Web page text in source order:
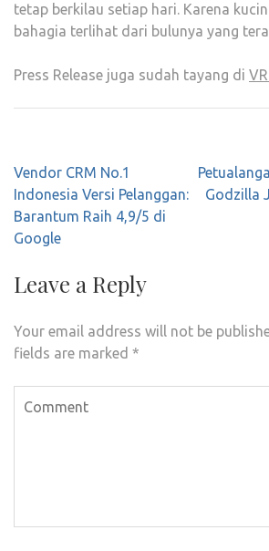
tetap berkilau setiap hari. Karena
bahagia terlihat dari bulunya yang
Press Release juga sudah tayang di
Post
navigation
Vendor CRM No.1
Indonesia Versi Pelanggan:
Barantum Raih 4,9/5 di
Google
Godzilla
Leave a Reply
Your email address will not be
fields are marked *